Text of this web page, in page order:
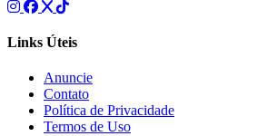
Links Úteis
Anuncie
Contato
Política de Privacidade
Termos de Uso